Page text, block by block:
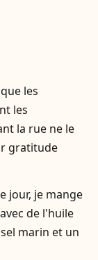
les
les
la rue ne le
gratitude
jour, je mange
de l'huile
marin et un